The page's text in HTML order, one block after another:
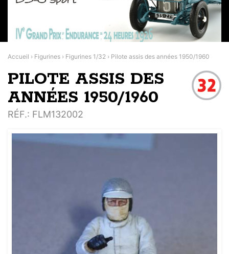
Accueil › Figurines › Figurines 1/32 › Pilote assis des années 1950/1960
PILOTE ASSIS DES
ANNÉES 1950/1960
RÉF.: FLM132002